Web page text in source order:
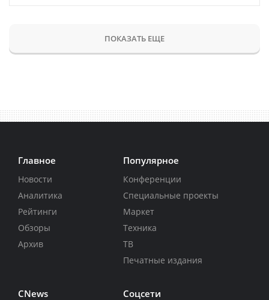
ПОКАЗАТЬ ЕЩЕ
Главное
Новости
Аналитика
Рейтинги
Обзоры
Архив
Популярное
Конференции
Специальные проекты
Маркет
Техника
ТВ
Печатные издания
CNews Соцсети